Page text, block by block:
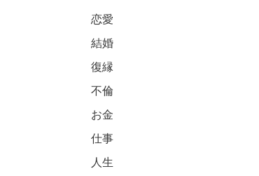
恋愛
結婚
復縁
不倫
お金
仕事
人生